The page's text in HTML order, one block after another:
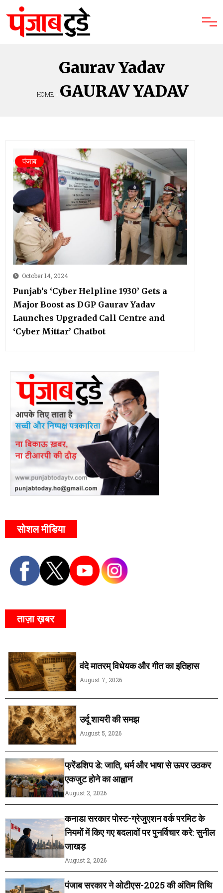
Gaurav Yadav
HOME GAURAV YADAV
October 14, 2024
Punjab’s ‘Cyber Helpline 1930’ Gets a
Major Boost as DGP Gaurav Yadav
Launches Upgraded Call Centre and
‘Cyber Mittar’ Chatbot
पंजाब
सोशल मीडिया
ताज़ा ख़बर
वंदे मातरम् विधेयक और गीत का इतिहास
August 7, 2026
उर्दू शायरी की समझ
August 5, 2026
फ्रेंडशिप डे: जाति, धर्म और भाषा से ऊपर उठकर
एकजुट होने का आह्वान
August 2, 2026
कनाडा सरकार पोस्ट-ग्रेजुएशन वर्क परमिट के
नियमों में किए गए बदलावों पर पुनर्विचार करे: सुनील
जाखड़
August 2, 2026
पंजाब सरकार ने ओटीएस-2025 की अंतिम तिथि